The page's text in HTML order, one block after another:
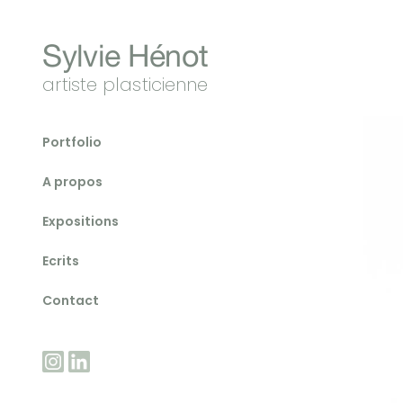
Sylvie Hénot
artiste plasticienne
Portfolio
A propos
Expositions
Ecrits
Contact